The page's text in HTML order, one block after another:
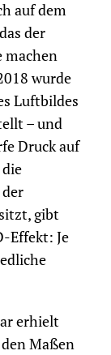
auf dem
der
machen
wurde
Luftbildes
– und
Druck auf
gibt
Effekt: Je
erhielt
Maßen